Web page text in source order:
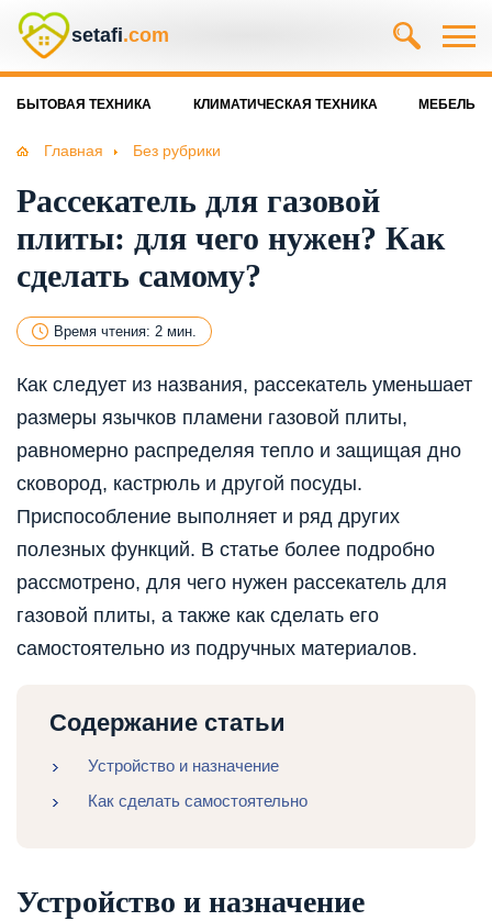
setafi.com
БЫТОВАЯ ТЕХНИКА КЛИМАТИЧЕСКАЯ ТЕХНИКА МЕБЕЛЬ
Главная Без рубрики
Рассекатель для газовой
плиты: для чего нужен? Как
сделать самому?
Время чтения: 2 мин.
Как следует из названия, рассекатель уменьшает
размеры язычков пламени газовой плиты,
равномерно распределяя тепло и защищая дно
сковород, кастрюль и другой посуды.
Приспособление выполняет и ряд других
полезных функций. В статье более подробно
рассмотрено, для чего нужен рассекатель для
газовой плиты, а также как сделать его
самостоятельно из подручных материалов.
Содержание статьи
Устройство и назначение
Как сделать самостоятельно
Устройство и назначение